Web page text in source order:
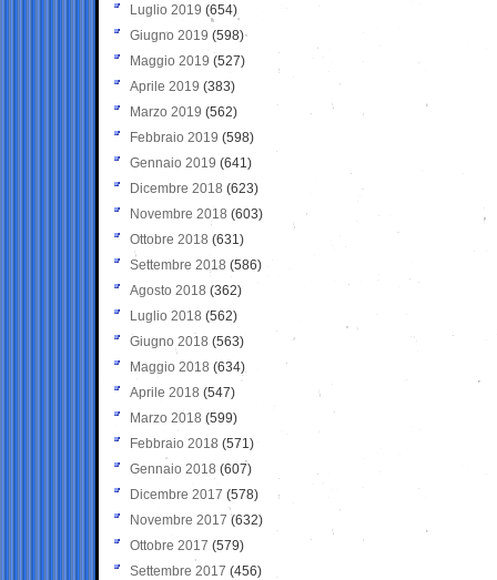
Luglio 2019 (654)
Giugno 2019 (598)
Maggio 2019 (527)
Aprile 2019 (383)
Marzo 2019 (562)
Febbraio 2019 (598)
Gennaio 2019 (641)
Dicembre 2018 (623)
Novembre 2018 (603)
Ottobre 2018 (631)
Settembre 2018 (586)
Agosto 2018 (362)
Luglio 2018 (562)
Giugno 2018 (563)
Maggio 2018 (634)
Aprile 2018 (547)
Marzo 2018 (599)
Febbraio 2018 (571)
Gennaio 2018 (607)
Dicembre 2017 (578)
Novembre 2017 (632)
Ottobre 2017 (579)
Settembre 2017 (456)